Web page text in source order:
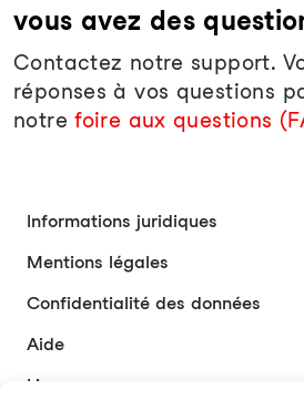
vous avez des
Contactez notre support.
réponses à vos questions
notrefoire aux questions
Informations juridiques
Mentions légales
Confidentialité des données
Aide
Liens